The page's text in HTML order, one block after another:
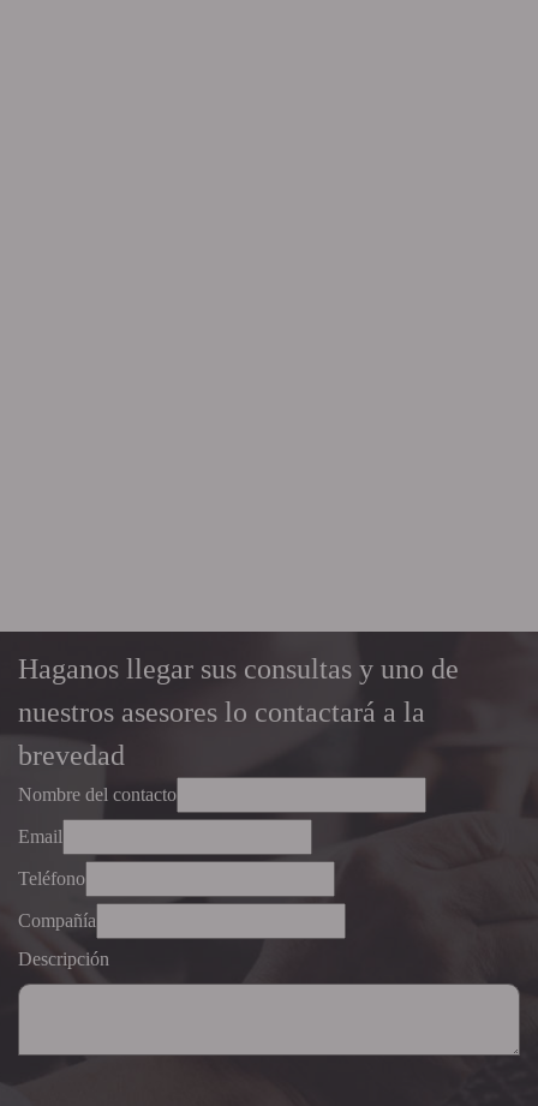
Haganos llegar sus consultas y uno de
nuestros asesores lo contactará a la
brevedad
Nombre del contacto
Email
Teléfono
Compañía
Descripción